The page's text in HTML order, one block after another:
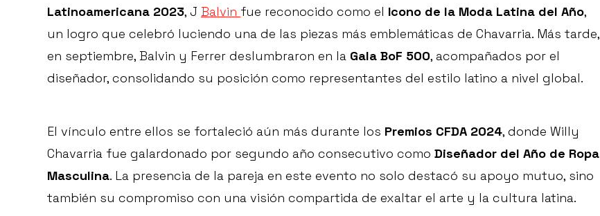
Latinoamericana 2023, J Balvin fue reconocido como el Icono de la Moda Latina del Año,
un logro que celebró luciendo una de las piezas más emblemáticas de Chavarria. Más tarde,
en septiembre, Balvin y Ferrer deslumbraron en la Gala BoF 500, acompañados por el
diseñador, consolidando su posición como representantes del estilo latino a nivel global.
El vínculo entre ellos se fortaleció aún más durante los Premios CFDA 2024, donde Willy
Chavarria fue galardonado por segundo año consecutivo como Diseñador del Año de Ropa
Masculina. La presencia de la pareja en este evento no solo destacó su apoyo mutuo, sino
también su compromiso con una visión compartida de exaltar el arte y la cultura latina.